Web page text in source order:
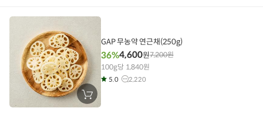
에
장
바
GAP 무농약 연근채(250g)
36%4,600원7,200원
100g당 1,840원
5.0 2,220